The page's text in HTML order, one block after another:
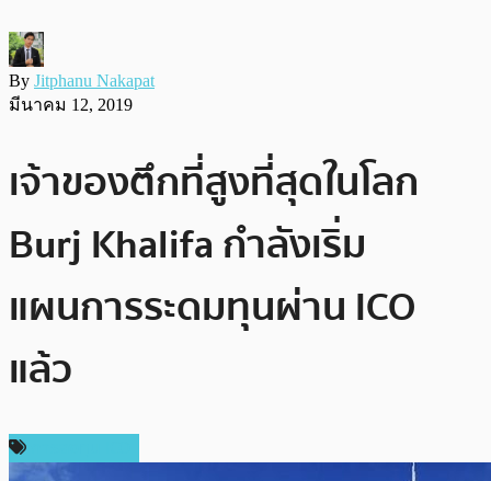
By Jitphanu Nakapat
มีนาคม 12, 2019
เจ้าของตึกที่สูงที่สุดในโลก
Burj Khalifa กำลังเริ่ม
แผนการระดมทุนผ่าน ICO
แล้ว